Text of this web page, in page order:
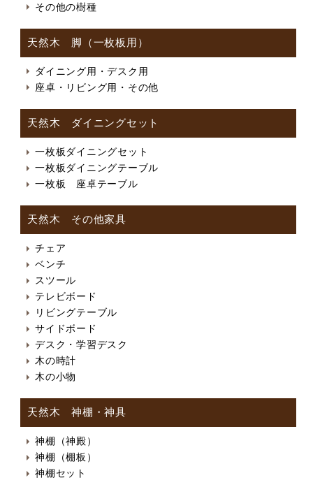
その他の樹種
天然木 脚（一枚板用）
ダイニング用・デスク用
座卓・リビング用・その他
天然木 ダイニングセット
一枚板ダイニングセット
一枚板ダイニングテーブル
一枚板 座卓テーブル
天然木 その他家具
チェア
ベンチ
スツール
テレビボード
リビングテーブル
サイドボード
デスク・学習デスク
木の時計
木の小物
天然木 神棚・神具
神棚（神殿）
神棚（棚板）
神棚セット